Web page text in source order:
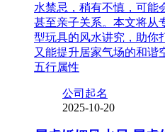
水禁忌，稍有不慎，可能
甚至亲子关系。本文将从
型玩具的风水讲究，助你
又能提升居家气场的和谐
五行属性
公司起名
2025-10-20